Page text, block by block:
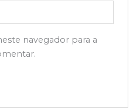
navegador para a